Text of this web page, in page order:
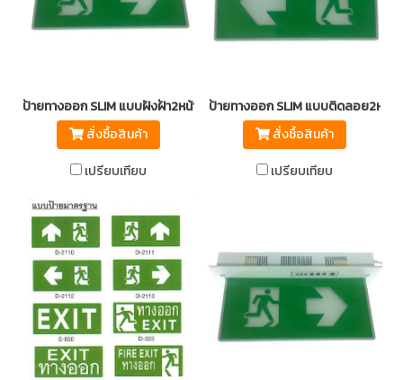
ป้ายทางออก SLIM แบบฝังฝ้า2หน้า รุ่น PWE 303 TRE LED-3HR มอก
สั่งซื้อสินค้า
เปรียบเทียบ
ป้ายทางออก SLIM แบบติดลอย2หน้า
สั่งซื้อสินค้า
เปรียบเทียบ